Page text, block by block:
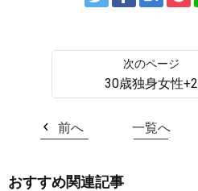
30歳独身女性+2
前へ 一覧へ
おすすめ関連記事